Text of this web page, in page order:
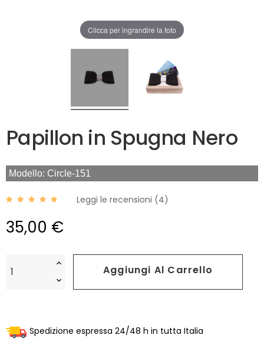
Clicca per ingrandire la foto
Papillon in Spugna Nero
Modello: Circle-151
Leggi le recensioni (4)
35,00 €
Aggiungi Al Carrello
Spedizione espressa 24/48 h in tutta Italia